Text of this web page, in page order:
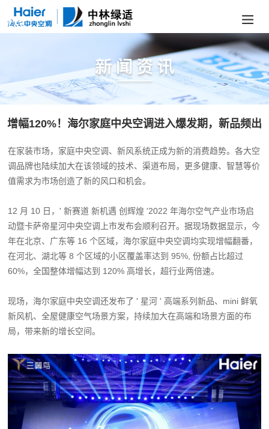
增幅120%！海尔家庭中央空调进入爆发期，新品频出
在家装市场，家庭中央空调、新风系统正成为新的消费趋势。各大空
调品牌也陆续加大在该领域的技术、渠道布局，更多健康、智慧等价
值需求为市场创造了新的风口和机会。
12 月 10 日，' 新赛道 新机遇 创辉煌 '2022 年海尔空气产业市场启
动暨卡萨帝星河中央空调上市发布会顺利召开。据现场数据显示，今
年在北京、广东等 16 个区域，海尔家庭中央空调均实现增幅翻番，
在河北、湖北等 8 个区域的小区覆盖率达到 95%, 份额占比超过
60%，全国整体增幅达到 120% 高增长，超行业两倍速。
现场，海尔家庭中央空调还发布了 ' 星河 ' 高端系列新品、mini 鲜氧
新风机、全屋健康空气场景方案，持续加大在高端和场景方面的布
局，带来新的增长空间。